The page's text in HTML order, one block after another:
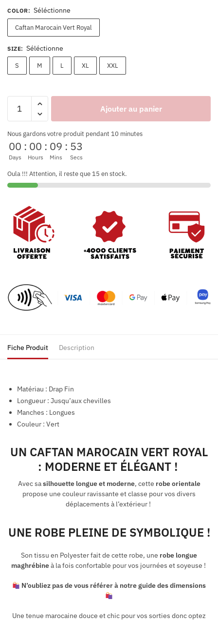
COLOR: Séléctionne
Caftan Marocain Vert Royal
SIZE: Séléctionne
S M L XL XXL
Ajouter au panier
Nous gardons votre produit pendant 10 minutes
00
Days
: 00
Hours
: 09
Mins
: 53
Secs
Oula !!! Attention, il reste que 15 en stock.
Fiche Produit Description
Matériau : Drap Fin
Longueur : Jusqu’aux chevilles
Manches : Longues
Couleur : Vert
UN CAFTAN MAROCAIN VERT ROYAL
: MODERNE ET ÉLÉGANT !
Avec sasilhouette longue et moderne, cette robe orientale
propose une couleur ravissante et classe pour vos divers
déplacements à l’extérieur !
UNE ROBE PLEINE DE SYMBOLIQUE !
Son tissu en Polyester fait de cette robe, une robe longue
maghrébineà la fois confortable pour vos journées et soyeuse !
N’oubliez pas de vous référer à notre guide des dimensions
Une tenue marocaine douce et chic pour vos sorties donc optez